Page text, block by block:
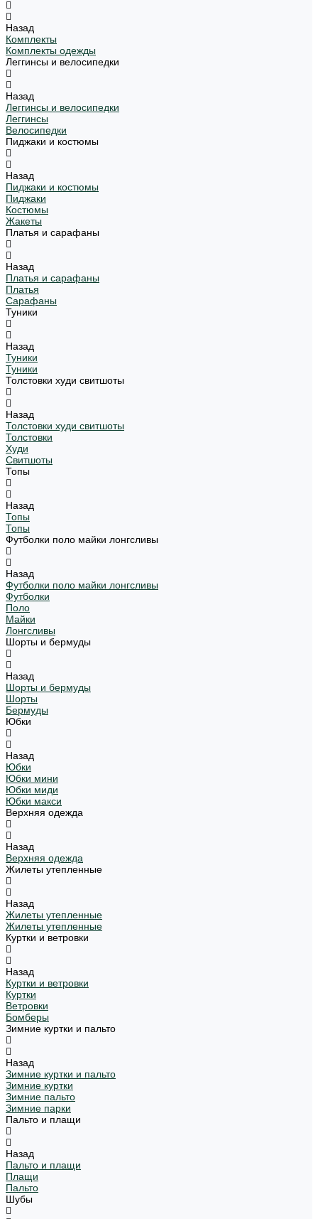
Назад
Комплекты
Комплекты одежды
Леггинсы и велосипедки
Назад
Леггинсы и велосипедки
Леггинсы
Велосипедки
Пиджаки и костюмы
Назад
Пиджаки и костюмы
Пиджаки
Костюмы
Жакеты
Платья и сарафаны
Назад
Платья и сарафаны
Платья
Сарафаны
Туники
Назад
Туники
Туники
Толстовки худи свитшоты
Назад
Толстовки худи свитшоты
Толстовки
Худи
Свитшоты
Топы
Назад
Топы
Топы
Футболки поло майки лонгсливы
Назад
Футболки поло майки лонгсливы
Футболки
Поло
Майки
Лонгсливы
Шорты и бермуды
Назад
Шорты и бермуды
Шорты
Бермуды
Юбки
Назад
Юбки
Юбки мини
Юбки миди
Юбки макси
Верхняя одежда
Назад
Верхняя одежда
Жилеты утепленные
Назад
Жилеты утепленные
Жилеты утепленные
Куртки и ветровки
Назад
Куртки и ветровки
Куртки
Ветровки
Бомберы
Зимние куртки и пальто
Назад
Зимние куртки и пальто
Зимние куртки
Зимние пальто
Зимние парки
Пальто и плащи
Назад
Пальто и плащи
Плащи
Пальто
Шубы